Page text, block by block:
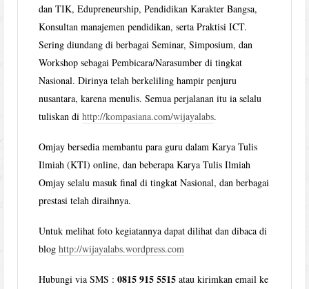
dan TIK, Edupreneurship, Pendidikan Karakter Bangsa,
Konsultan manajemen pendidikan, serta Praktisi ICT.
Sering diundang di berbagai Seminar, Simposium, dan
Workshop sebagai Pembicara/Narasumber di tingkat
Nasional. Dirinya telah berkeliling hampir penjuru
nusantara, karena menulis. Semua perjalanan itu ia selalu
tuliskan dihttp://kompasiana.com/wijayalabs.
Omjay bersedia membantu para guru dalam Karya Tulis
Ilmiah (KTI) online, dan beberapa Karya Tulis Ilmiah
Omjay selalu masuk final di tingkat Nasional, dan berbagai
prestasi telah diraihnya.
Untuk melihat foto kegiatannya dapat dilihat dan dibaca di
bloghttp://wijayalabs.wordpress.com
Hubungi via SMS :0815 915 5515 atau kirimkan email ke